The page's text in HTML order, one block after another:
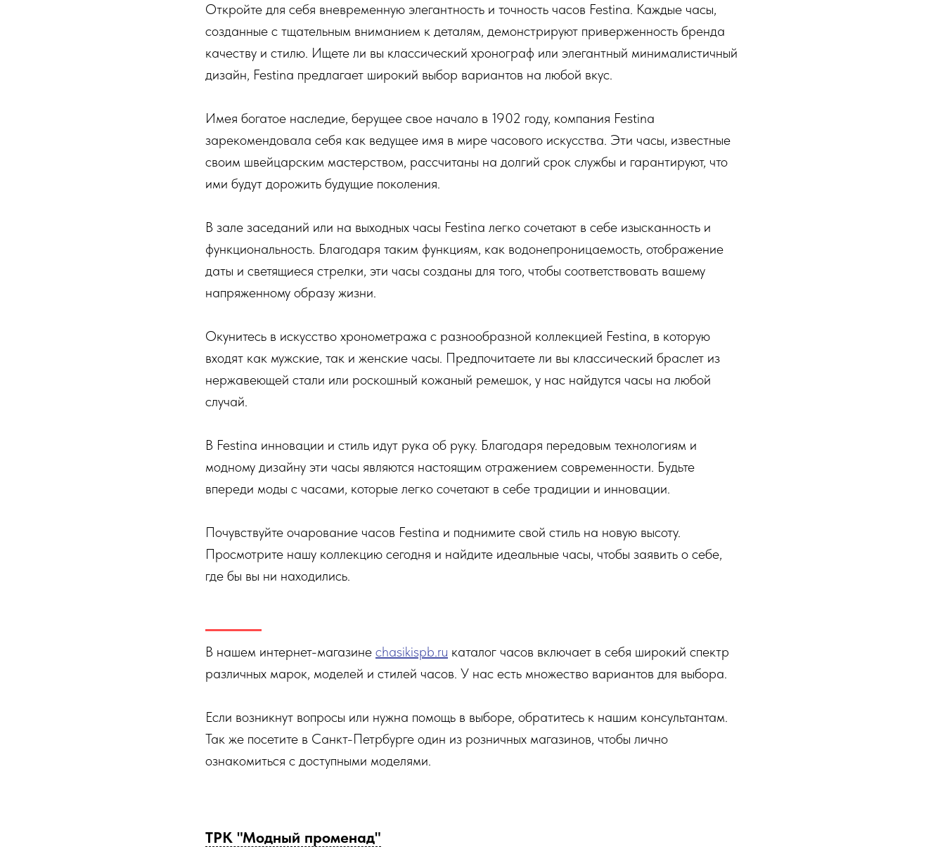
Откройте для себя вневременную элегантность и точность часов Festina. Каждые часы,
созданные с тщательным вниманием к деталям, демонстрируют приверженность бренда
качеству и стилю. Ищете ли вы классический хронограф или элегантный минималистичный
дизайн, Festina предлагает широкий выбор вариантов на любой вкус.
Имея богатое наследие, берущее свое начало в 1902 году, компания Festina
зарекомендовала себя как ведущее имя в мире часового искусства. Эти часы, известные
своим швейцарским мастерством, рассчитаны на долгий срок службы и гарантируют, что
ими будут дорожить будущие поколения.
В зале заседаний или на выходных часы Festina легко сочетают в себе изысканность и
функциональность. Благодаря таким функциям, как водонепроницаемость, отображение
даты и светящиеся стрелки, эти часы созданы для того, чтобы соответствовать вашему
напряженному образу жизни.
Окунитесь в искусство хронометража с разнообразной коллекцией Festina, в которую
входят как мужские, так и женские часы. Предпочитаете ли вы классический браслет из
нержавеющей стали или роскошный кожаный ремешок, у нас найдутся часы на любой
случай.
В Festina инновации и стиль идут рука об руку. Благодаря передовым технологиям и
модному дизайну эти часы являются настоящим отражением современности. Будьте
впереди моды с часами, которые легко сочетают в себе традиции и инновации.
Почувствуйте очарование часов Festina и поднимите свой стиль на новую высоту.
Просмотрите нашу коллекцию сегодня и найдите идеальные часы, чтобы заявить о себе,
где бы вы ни находились.
В нашем интернет-магазине chasikispb.ru каталог часов включает в себя широкий спектр
различных марок, моделей и стилей часов. У нас есть множество вариантов для выбора.
Если возникнут вопросы или нужна помощь в выборе, обратитесь к нашим консультантам.
Так же посетите в Санкт-Петрбурге один из розничных магазинов, чтобы лично
ознакомиться с доступными моделями.
ТРК "Модный променад"